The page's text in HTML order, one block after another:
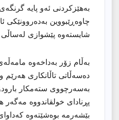
بەهێزكردنی ئەو پایە
چاوەڕێبووین بەدەروونێكی
شایستەوە پێشوازی
بەڵام زۆر بەداخەوە
دەسەڵاتی تاڵانكاری
بەسەرچووی ستەمكار
پڕنادای خولقاندووە مەگەر
بێشەرمە بوەشێتەوە